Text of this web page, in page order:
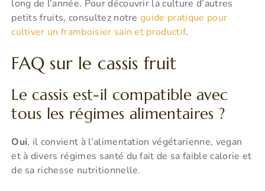
long de l’année. Pour découvrir la culture d’autres
petits fruits, consultez notreguide pratique pour
cultiver un framboisier sain et productif.
FAQ sur le cassis fruit
Le cassis est-il compatible avec
tous les régimes alimentaires ?
Oui, il convient à l’alimentation végétarienne, vegan
et à divers régimes santé du fait de sa faible calorie et
de sa richesse nutritionnelle.